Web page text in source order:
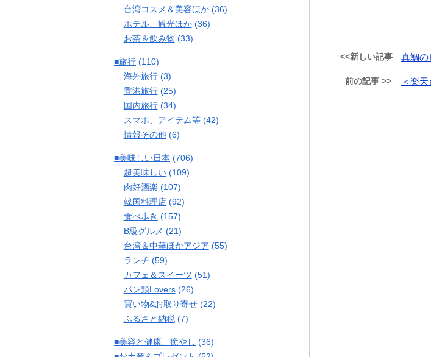
<<新しい記事 真鯛の
前の記事 >> ＜楽
台湾コスメ＆美容ほか(36)
ホテル、観光ほか(36)
お茶＆飲み物 (33)
■旅行 (110)
海外旅行(3)
香港旅行(25)
国内旅行(34)
スマホ、アイテム等(42)
情報その他(6)
■美味しい日本 (706)
超美味しい(109)
肉好酒楽 (107)
韓国料理店(92)
食べ歩き (157)
B級グルメ (21)
台湾＆中華ほかアジア (55)
ランチ (59)
カフェ＆スイーツ (51)
パン類Lovers(26)
買い物&お取り寄せ(22)
ふるさと納税(7)
■美容と健康、癒やし (36)